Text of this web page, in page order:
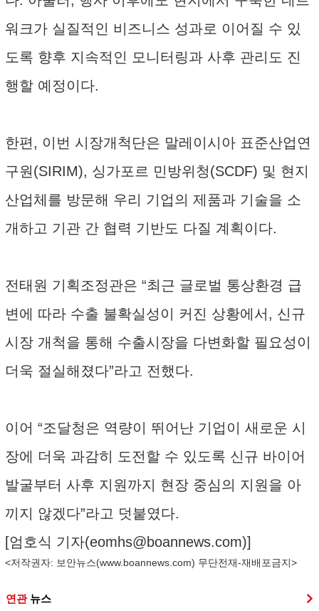
워크가 실질적인 비즈니스 성과로 이어질 수 있
도록 향후 지속적인 모니터링과 사후 관리도 진
행할 예정이다.
한편, 이번 시장개척단은 말레이시아 표준산업연
구원(SIRIM), 싱가포르 민방위청(SCDF) 및 현지
산업체를 방문해 우리 기업의 제품과 기술을 소
개하고 기관 간 협력 기반도 다질 계획이다.
전태원 기획조정관은 “최근 글로벌 통상환경 급
변에 따라 수출 불확실성이 커진 상황에서, 신규
시장 개척을 통해 수출시장을 다변화할 필요성이
더욱 절실해졌다”라고 전했다.
이어 “조달청은 역량이 뛰어난 기업이 새로운 시
장에 더욱 과감히 도전할 수 있도록 신규 바이어
발굴부터 사후 지원까지 현장 중심의 지원을 아
끼지 않겠다”라고 덧붙였다.
[엄호식 기자(eomhs@boannews.com)]
<저작권자: 보안뉴스(www.boannews.com) 무단전재-재배포금지>
연관 뉴스